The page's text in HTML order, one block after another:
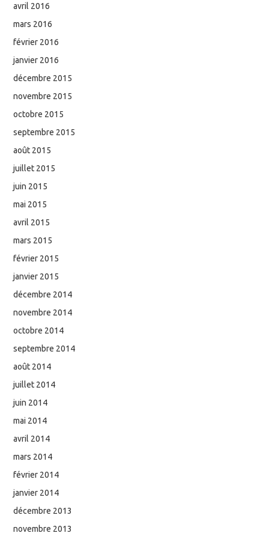
avril 2016
mars 2016
février 2016
janvier 2016
décembre 2015
novembre 2015
octobre 2015
septembre 2015
août 2015
juillet 2015
juin 2015
mai 2015
avril 2015
mars 2015
février 2015
janvier 2015
décembre 2014
novembre 2014
octobre 2014
septembre 2014
août 2014
juillet 2014
juin 2014
mai 2014
avril 2014
mars 2014
février 2014
janvier 2014
décembre 2013
novembre 2013